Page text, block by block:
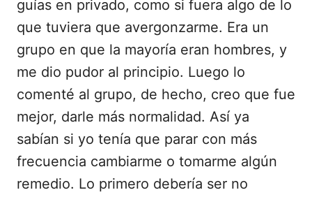
guías en privado, como si fuera algo de lo
que tuviera que avergonzarme. Era un
grupo en que la mayoría eran hombres, y
me dio pudor al principio. Luego lo
comenté al grupo, de hecho, creo que fue
mejor, darle más normalidad. Así ya
sabían si yo tenía que parar con más
frecuencia cambiarme o tomarme algún
remedio. Lo primero debería ser no